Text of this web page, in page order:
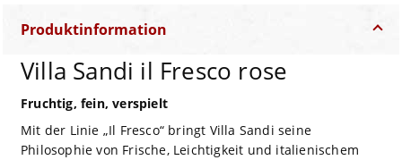
Produktinformation
Villa Sandi il Fresco rose
Fruchtig, fein, verspielt
Mit der Linie „Il Fresco“ bringt Villa Sandi seine
Philosophie von Frische, Leichtigkeit und italienischem